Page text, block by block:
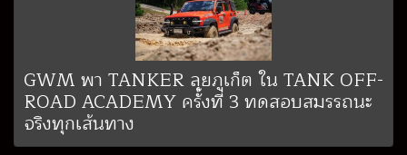
GWM พา TANKER ลุยภูเก็ต ใน TANK OFF-
ROAD ACADEMY ครั้งที่ 3 ทดสอบสมรรถนะ
จริงทุกเส้นทาง